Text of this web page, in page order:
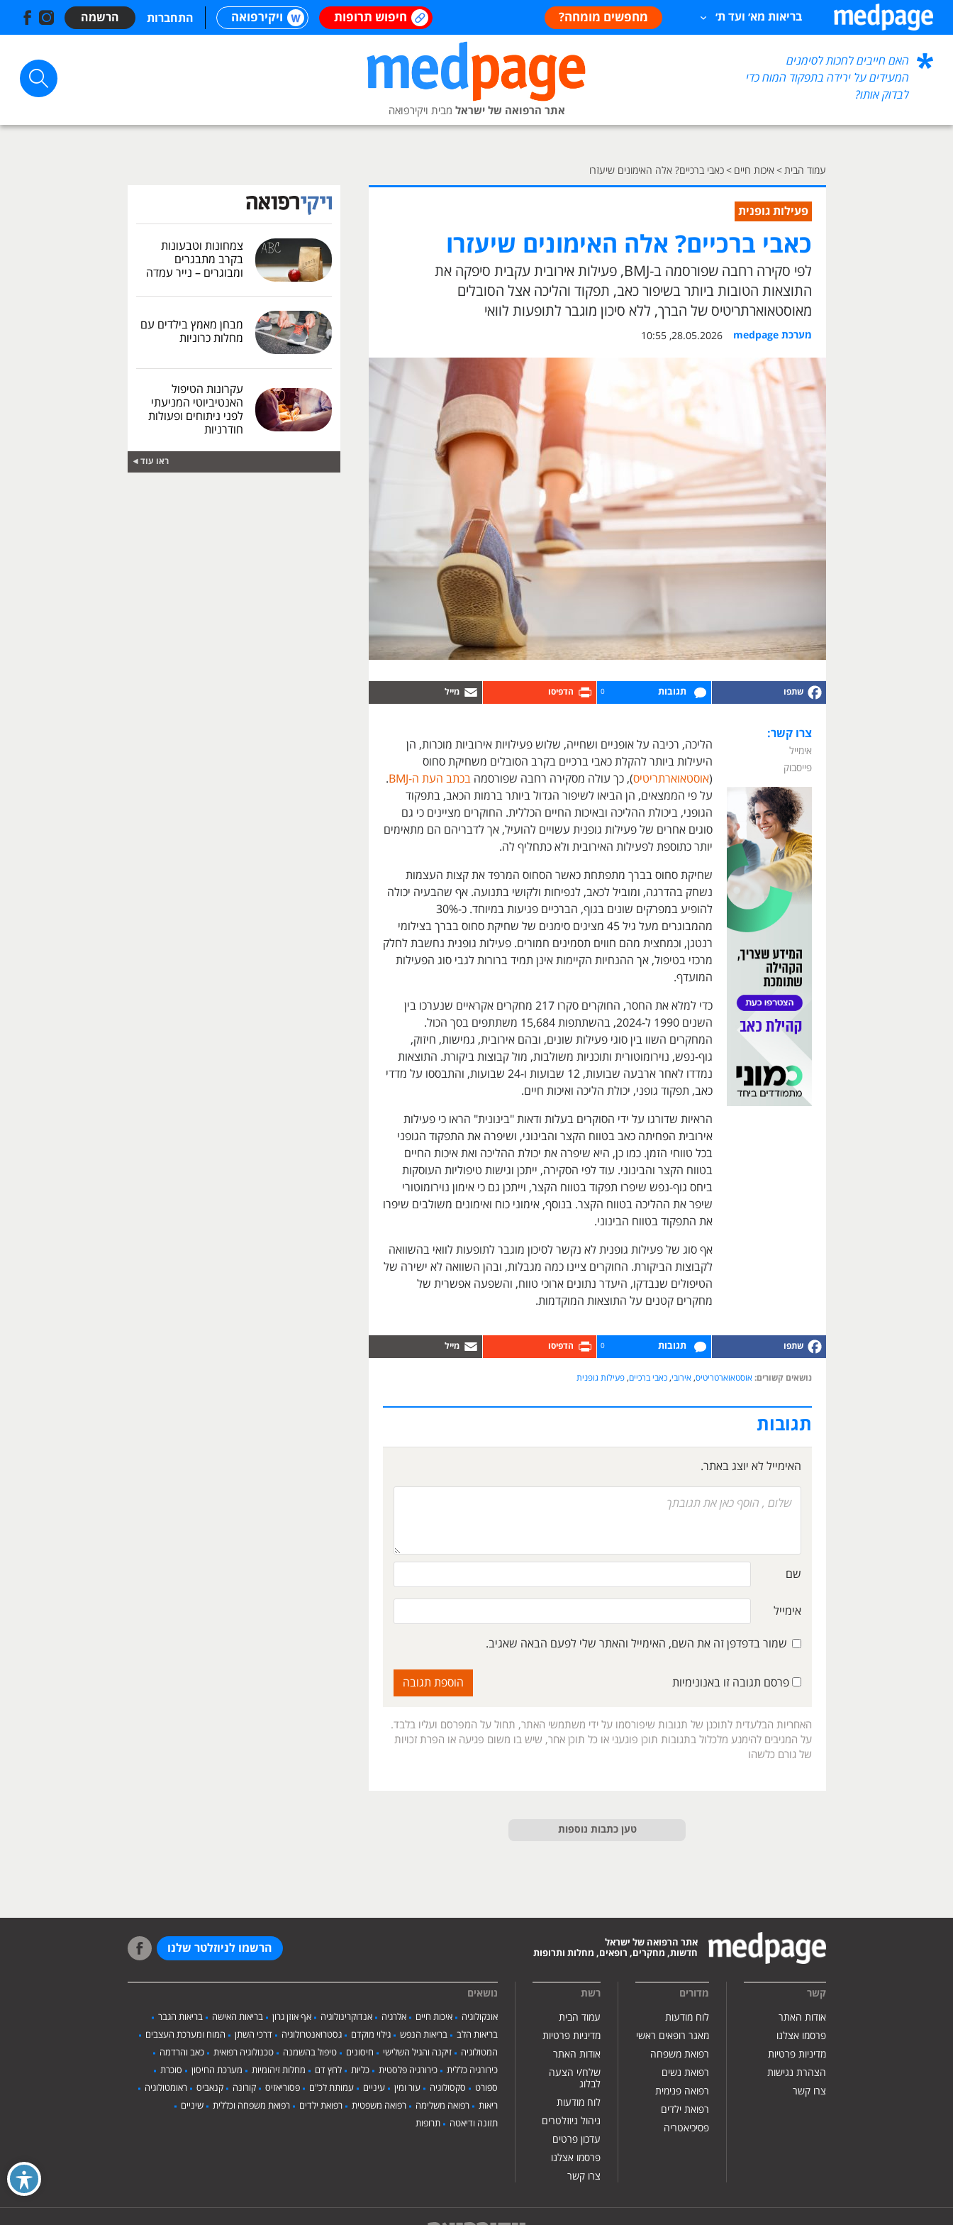
בריאות מא׳ ועד ת׳ מחפשים מומחה? חיפוש תרופות ויקירפואה התחברות הרשמה
האם חייבים לחכות לסימנים
המעידים על ירידה בתפקוד המוח כדי
לבדוק אותו?
אתר הרפואה של ישראל מבית ויקירפואה
עמוד הבית > איכות חיים > כאבי ברכיים? אלה האימונים שיעזרו
פעילות גופנית
כאבי ברכיים? אלה האימונים שיעזרו
לפי סקירה רחבה שפורסמה ב-BMJ, פעילות אירובית עקבית סיפקה את
התוצאות הטובות ביותר בשיפור כאב, תפקוד והליכה אצל הסובלים
מאוסטאוארתריטיס של הברך, ללא סיכון מוגבר לתופעות לוואי
מערכת medpage 28.05.2026, 10:55
תגובות 0
צרו קשר:
אימייל
פייסבוק
הליכה, רכיבה על אופניים ושחייה, שלוש פעילויות אירוביות מוכרות, הן
היעילות ביותר להקלת כאבי ברכיים בקרב הסובלים משחיקת סחוס
(אוסטאוארתריטיס), כך עולה מסקירה רחבה שפורסמהבכתב העת ה-BMJ
.
על פי הממצאים, הן הביאו לשיפור הגדול ביותר ברמות הכאב, בתפקוד
הגופני, ביכולת ההליכה ובאיכות החיים הכללית. החוקרים מציינים כי גם
סוגים אחרים של פעילות גופנית עשויים להועיל, אך לדבריהם הם מתאימים
יותר כתוספת לפעילות האירובית ולא כתחליף לה.
שחיקת סחוס בברך מתפתחת כאשר הסחוס המרפד את קצות העצמות
נשחק בהדרגה, ומוביל לכאב, לנפיחות ולקושי בתנועה. אף שהבעיה יכולה
להופיע במפרקים שונים בגוף, הברכיים פגיעות במיוחד. כ-30%
מהמבוגרים מעל גיל 45 מציגים סימנים של שחיקת סחוס בברך בצילומי
רנטגן, וכמחצית מהם חווים תסמינים חמורים. פעילות גופנית נחשבת לחלק
מרכזי בטיפול, אך ההנחיות הקיימות אינן תמיד ברורות לגבי סוג הפעילות
המועדף.
כדי למלא את החסר, החוקרים סקרו 217 מחקרים אקראיים שנערכו בין
השנים 1990 ל-2024, בהשתתפות 15,684 משתתפים בסך הכול.
המחקרים השוו בין סוגי פעילות שונים, ובהם אירובית, גמישות, חיזוק,
גוף-נפש, נוירומוטורית ותוכניות משולבות, מול קבוצות ביקורת. התוצאות
נמדדו לאחר ארבעה שבועות, 12 שבועות ו-24 שבועות, והתבססו על מדדי
כאב, תפקוד גופני, יכולת הליכה ואיכות חיים.
הראיות שדורגו על ידי הסוקרים בעלות ודאות "בינונית" הראו כי פעילות
אירובית הפחיתה כאב בטווח הקצר והבינוני, ושיפרה את התפקוד הגופני
בכל טווחי הזמן. כמו כן, היא שיפרה את יכולת ההליכה ואת איכות החיים
בטווח הקצר והבינוני. עוד לפי הסקירה, ייתכן וגישות טיפוליות העוסקות
ביחס גוף-נפש שיפרו תפקוד בטווח הקצר, וייתכן גם כי אימון נוירומוטורי
שיפר את ההליכה בטווח הקצר. בנוסף, אימוני כוח ואימונים משולבים שיפרו
את התפקוד בטווח הבינוני.
אף סוג של פעילות גופנית לא נקשר לסיכון מוגבר לתופעות לוואי בהשוואה
לקבוצות הביקורת. החוקרים ציינו כמה מגבלות, ובהן השוואה לא ישירה של
הטיפולים שנבדקו, היעדר נתונים ארוכי טווח, והשפעה אפשרית של
מחקרים קטנים על התוצאות המוקדמות.
תגובות 0
נושאים קשורים: אוסטאוארטריטיס,אירובי,כאבי ברכיים,פעילות גופנית
תגובות
האימייל לא יוצג באתר.
שם
אימייל
שמור בדפדפן זה את השם, האימייל והאתר שלי לפעם הבאה שאגיב.
פרסם תגובה זו באנונימיות
האחריות הבלעדית לתוכנן של תגובות שיפורסמו על ידי משתמשי האתר, תחול על המפרסם ועליו בלבד.
על המגיבים להימנע מלכלול בתגובות תוכן פוגעני או כל תוכן אחר, שיש בו משום פגיעה או הפרת זכויות
של גורם כלשהו
טען כתבות נוספות
צמחונות וטבעונות
בקרב מתבגרים
ומבוגרים – נייר עמדה
מבחן מאמץ בילדים עם
מחלות כרוניות
עקרונות הטיפול
האנטיביוטי המניעתי
לפני ניתוחים ופעולות
חודרניות
ראו עוד
אתר הרפואה של ישראל
חדשות, מחקרים, רופאים, מחלות ותרופות
הרשמו לניוזלטר שלנו
קשר
אודות האתר
פרסמו אצלנו
מדיניות פרטיות
הצהרת נגישות
צרו קשר
מדורים
לוח מודעות
מאגר רופאים ראשי
רפואת משפחה
רפואת נשים
רפואה פנימית
רפואת ילדים
פסיכיאטריה
רשת
עמוד הבית
מדיניות פרטיות
אודות האתר
שלח/י הצעה
לבלוג
לוח מודעות
ניהול ניוזלטרים
עדכון פרטים
פרסמו אצלנו
צרו קשר
נושאים
אונקולוגיה איכות חיים אלרגיה אנדוקרינולוגיה אף אוזן גרון בריאות האישה
בריאות הגבר
בריאות הלב
בריאות הנפש גילוי מוקדם גסטרואנטרולוגיה דרכי השתן
המוח ומערכת העצבים
המטולוגיה
זיקנה והגיל השלישי חיסונים טיפול בהשמנה טכנולוגיה רפואית
כאב והרדמה
כירורגיה כללית
כירורגיה פלסטית כליות לחץ דם מחלות זיהומיות מערכת החיסון
סוכרת
ספורט
סקסולוגיה עור ומין עיניים עמותת לכ"ם פסוריאזיס קורונה קנאביס
ראומטולוגיה
ריאות
רפואה משלימה רפואה משפטית רפואת ילדים רפואת משפחה וכללית
שיניים
תזונה ודיאטה
תרופות